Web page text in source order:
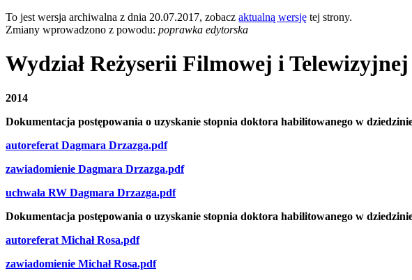
To jest wersja archiwalna z dnia 20.07.2017, zobacz aktualną wersję tej strony.
Zmiany wprowadzono z powodu: poprawka edytorska
Wydział Reżyserii Filmowej i Telewizyjnej
2014
Dokumentacja postępowania o uzyskanie stopnia doktora habilitowanego w
autoreferat Dagmara Drzazga.pdf
zawiadomienie Dagmara Drzazga.pdf
uchwała RW Dagmara Drzazga.pdf
Dokumentacja postępowania o uzyskanie stopnia doktora habilitowanego w
autoreferat Michał Rosa.pdf
zawiadomienie Michał Rosa.pdf